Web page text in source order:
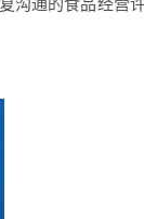
沟通的食品经营